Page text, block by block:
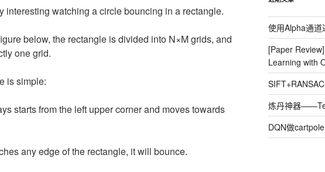
interesting watching a circle bouncing in a rectangle.
below, the rectangle is divided into N×M grids, and
one grid.
is simple:
starts from the left upper corner and moves towards
any edge of the rectangle, it will bounce.
使用Alpha通道
[Paper
Learning with
炼丹神器
DQN做